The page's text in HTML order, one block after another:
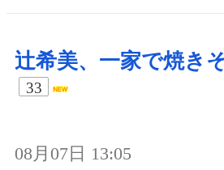
辻希美、一家で焼き
33
08月07日 13:05